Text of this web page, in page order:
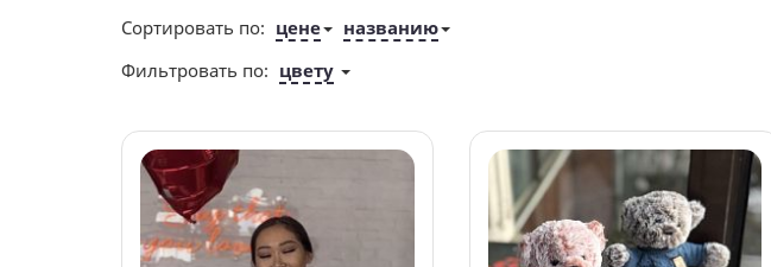
Сортировать по: цене
названию
Фильтровать по: цвету